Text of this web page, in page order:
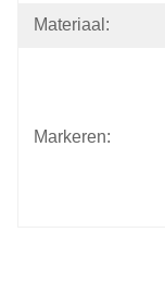
Materiaal:
Markeren: